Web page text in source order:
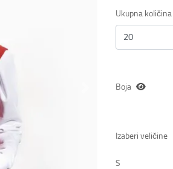
Ukupna količina
Boja
Izaberi veličine
S